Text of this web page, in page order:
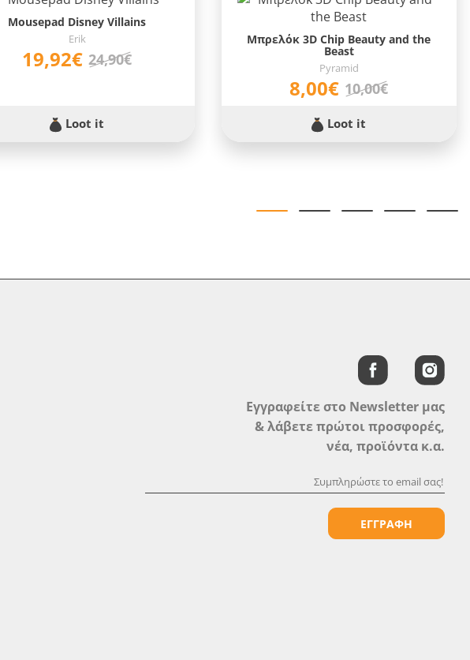
Mousepad Disney Villains
Erik
19,92€ 24,90€
Loot it
Μπρελόκ 3D Chip Beauty and the
Beast
Pyramid
8,00€ 10,00€
Loot it
Εγγραφείτε στο Newsletter μας
& λάβετε πρώτοι προσφορές,
νέα, προϊόντα κ.α.
ΕΓΓΡΑΦΗ